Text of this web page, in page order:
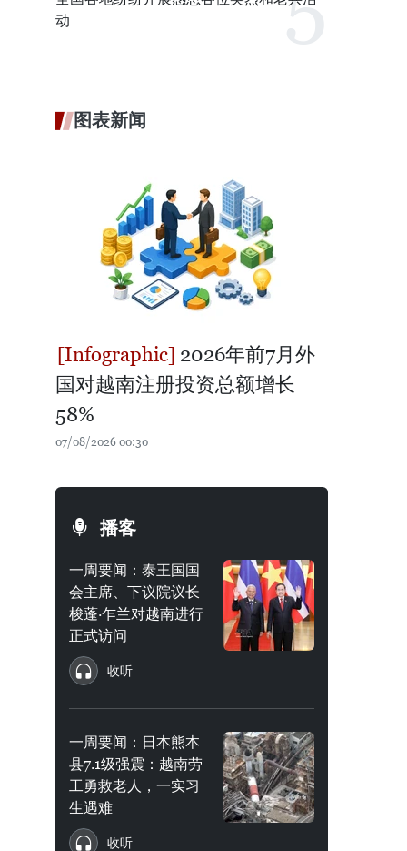
动
图表新闻
2026年前7月外
国对越南注册投资总额增长
58%
07/08/2026 00:30
播客
一周要闻：泰王国国
会主席、下议院议长
梭蓬·乍兰对越南进行
正式访问
收听
一周要闻：日本熊本
县7.1级强震：越南劳
工勇救老人，一实习
生遇难
收听